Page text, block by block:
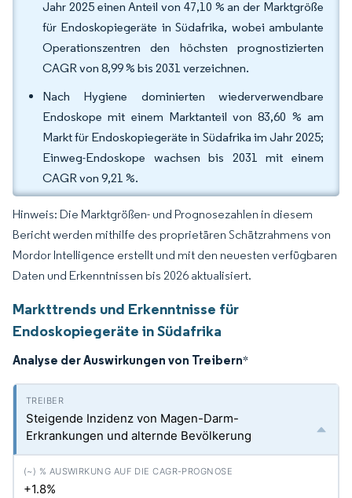
Jahr 2025 einen Anteil von 47,10 % an der Marktgröße
für Endoskopiegeräte in Südafrika, wobei ambulante
Operationszentren den höchsten prognostizierten
CAGR von 8,99 % bis 2031 verzeichnen.
Nach Hygiene dominierten wiederverwendbare
Endoskope mit einem Marktanteil von 83,60 % am
Markt für Endoskopiegeräte in Südafrika im Jahr 2025;
Einweg-Endoskope wachsen bis 2031 mit einem
CAGR von 9,21 %.
Hinweis: Die Marktgrößen- und Prognosezahlen in diesem
Bericht werden mithilfe des proprietären Schätzrahmens von
Mordor Intelligence erstellt und mit den neuesten verfügbaren
Daten und Erkenntnissen bis 2026 aktualisiert.
Markttrends und Erkenntnisse für
Endoskopiegeräte in Südafrika
Analyse der Auswirkungen von Treibern*
Steigende Inzidenz von Magen-Darm-
Erkrankungen und alternde Bevölkerung
+1.8%